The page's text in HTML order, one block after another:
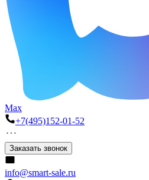
Max
+7(495)152-01-52
Заказать звонок
info@smart-sale.ru